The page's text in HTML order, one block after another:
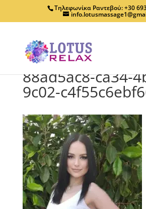
Τηλεφωνίκα Ραντεβού: +30
88ad5ac8-ca34-
9c02-